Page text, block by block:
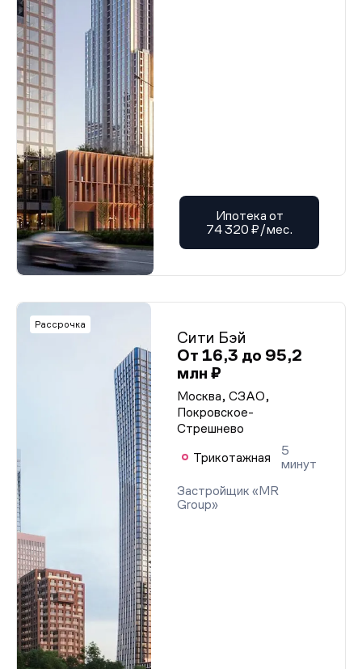
Ипотека от
74 320 ₽/мес.
Рассрочка
Сити Бэй
От 16,3 до 95,2
млн ₽
Москва, СЗАО,
Покровское-
Стрешнево
Трикотажная
5
минут
Застройщик «MR
Group»